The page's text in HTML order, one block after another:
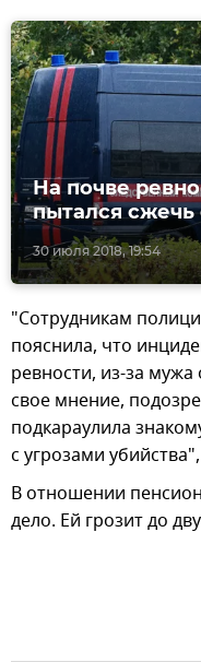
30 июля 2018, 19:54
На почве
пытался
"Сотрудникам
пояснила, что
ревности, из-за
свое мнение,
подкараулила
с угрозами
В отношении
дело. Ей грозит до